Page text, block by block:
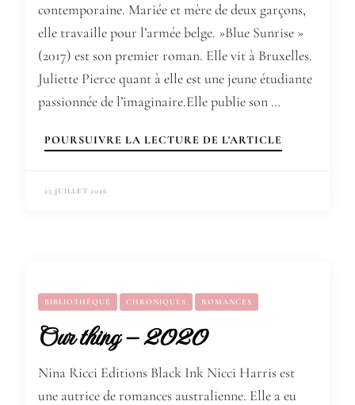
contemporaine. Mariée et mère de deux garçons,
elle travaille pour l’armée belge. »Blue Sunrise »
(2017) est son premier roman. Elle vit à Bruxelles.
Juliette Pierce quant à elle est une jeune étudiante
passionnée de l’imaginaire.Elle publie son …
POURSUIVRE LA LECTURE DE L'ARTICLE
25 JUILLET 2026
BIBLIOTHÈQUE CHRONIQUES ROMANCES
Our thing – 2020
Nina Ricci Editions Black Ink Nicci Harris est
une autrice de romances australienne. Elle a eu